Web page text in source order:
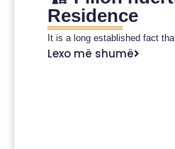
Residence
It is a long established fact
Lexo më shumë